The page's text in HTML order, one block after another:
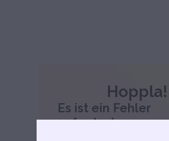
Hoppla!
Es ist ein Fehler
aufgetreten.